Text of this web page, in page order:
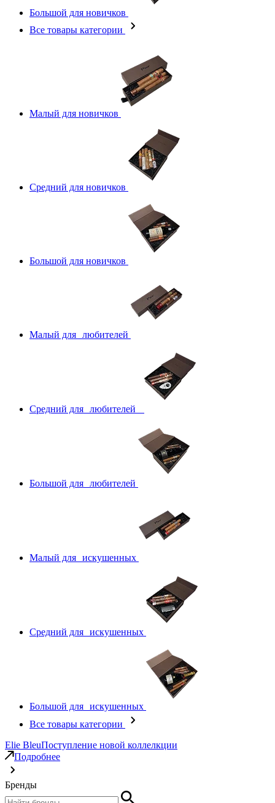
Большой для новичков
Все товары категории
Малый для новичков
Средний для новичков
Большой для новичков
Малый для любителей
Средний для любителей
Большой для любителей
Малый для искушенных
Средний для искушенных
Большой для искушенных
Все товары категории
Elie BleuПоступление новой коллелкции
Подробнее
Бренды